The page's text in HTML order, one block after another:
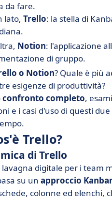
Notion?
vs Notion: caratteristiche a
vs Notion: confronta i prezzi
vs Notion: quale interfaccia
vs Notion: integrazioni a
scegliere Trello o Notion?
o strutturare? La
Trello vs Notion
da fare.
lato, Trello: la stella di
Notion: l'applicazione
di gruppo.
o Notion? Quale è più
esigenze di produttività?
confronto completo,
e i casi d'uso di questi
Trello?
di Trello
lavagna digitale per i team
su un approccio
colonne ed elenchi,